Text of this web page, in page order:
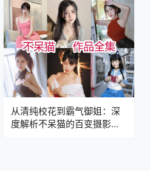
从清纯校花到霸气御姐：深
度解析不呆猫的百变摄影风